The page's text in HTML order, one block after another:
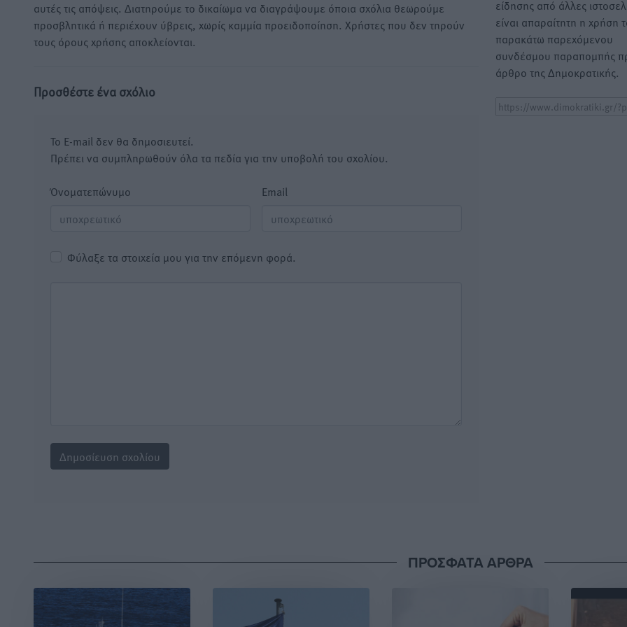
αυτές τις απόψεις. Διατηρούμε το δικαίωμα να διαγράψουμε όποια σχόλια θεωρούμε
προσβλητικά ή περιέχουν ύβρεις, χωρίς καμμία προειδοποίηση. Χρήστες που δεν τηρούν
τους όρους χρήσης αποκλείονται.
Προσθέστε ένα σχόλιο
Το E-mail δεν θα δημοσιευτεί.
Πρέπει να συμπληρωθούν όλα τα πεδία για την υποβολή του σχολίου.
Όνοματεπώνυμο Email
Φύλαξε τα στοιχεία μου για την επόμενη φορά.
είδησης από άλλες
είναι απαραίτητη η χρήση
παρακάτω παρεχόμενου
συνδέσμου παραπομπής
άρθρο της Δημοκρατικής.
ΠΡΟΣΦΑΤΑ ΑΡΘΡΑ